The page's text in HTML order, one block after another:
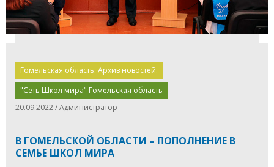
Гомельская область. Архив новостей.
"Сеть Школ мира" Гомельская область
20.09.2022 / Администратор
В ГОМЕЛЬСКОЙ ОБЛАСТИ – ПОПОЛНЕНИЕ В
СЕМЬЕ ШКОЛ МИРА